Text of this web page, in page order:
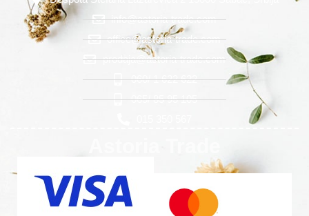
info@astoria-trade.com
office@astoria-trade.com
prodaja@astoria-trade.com
060/ 1 622 622
065/ 85 95 105